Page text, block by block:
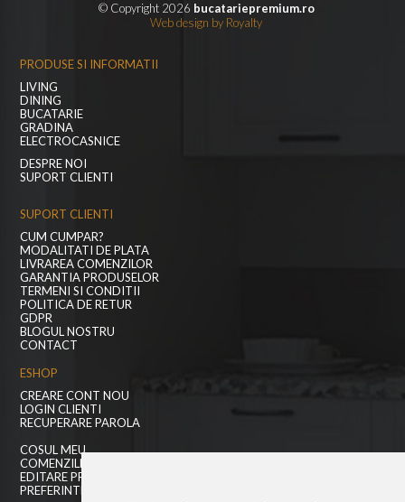
© Copyright 2026 bucatariepremium.ro
Web design by Royalty
PRODUSE SI INFORMATII
LIVING
DINING
BUCATARIE
GRADINA
ELECTROCASNICE
DESPRE NOI
SUPORT CLIENTI
SUPORT CLIENTI
CUM CUMPAR?
MODALITATI DE PLATA
LIVRAREA COMENZILOR
GARANTIA PRODUSELOR
TERMENI SI CONDITII
POLITICA DE RETUR
GDPR
BLOGUL NOSTRU
CONTACT
ESHOP
CREARE CONT NOU
LOGIN CLIENTI
RECUPERARE PAROLA
COSUL MEU
COMENZILE MELE
EDITARE PROFIL
PREFERINTE COOKIES